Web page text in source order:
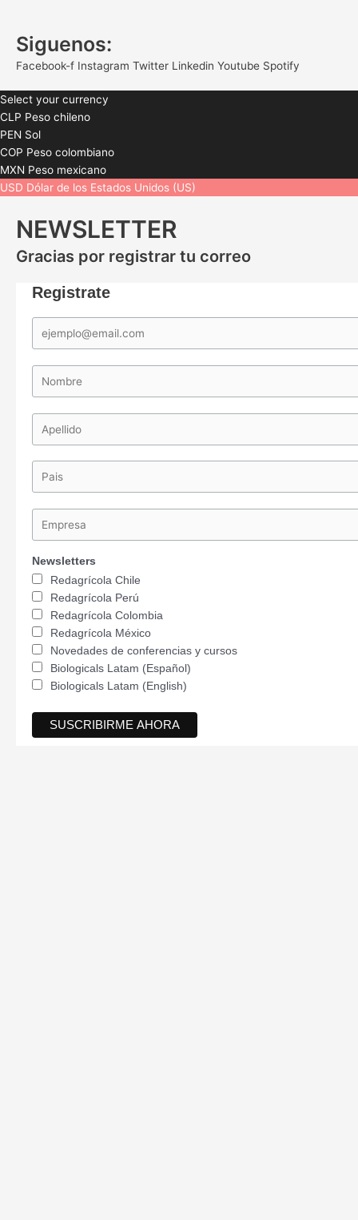
Siguenos:
Facebook-f Instagram Twitter Linkedin Youtube Spotify
Select your currency
CLP Peso chileno
PEN Sol
COP Peso colombiano
MXN Peso mexicano
USD Dólar de los Estados Unidos (US)
NEWSLETTER
Gracias por registrar tu correo
Registrate
Newsletters
Redagrícola Chile
Redagrícola Perú
Redagrícola Colombia
Redagrícola México
Novedades de conferencias y cursos
Biologicals Latam (Español)
Biologicals Latam (English)